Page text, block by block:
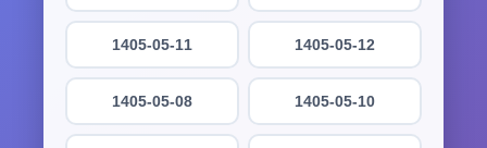
1405-05-12
1405-05-11
1405-05-10
1405-05-08